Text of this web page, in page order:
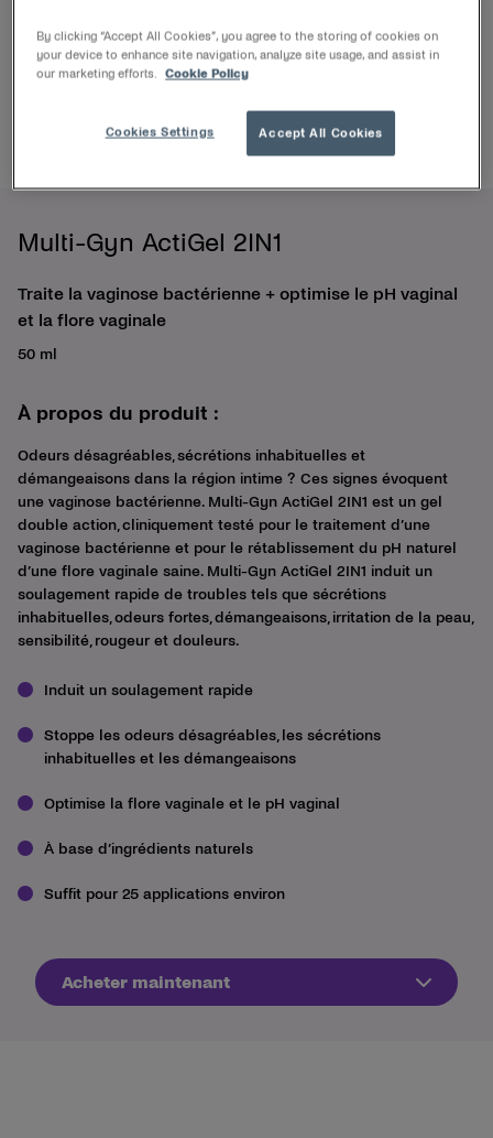
Multi-Gyn ActiGel 2IN1
Traite la vaginose bactérienne + optimise le pH vaginal
et la flore vaginale
50 ml
À propos du produit :
Odeurs désagréables, sécrétions inhabituelles et
démangeaisons dans la région intime ? Ces signes évoquent
une vaginose bactérienne. Multi-Gyn ActiGel 2IN1 est un gel
double action, cliniquement testé pour le traitement d’une
vaginose bactérienne et pour le rétablissement du pH naturel
d’une flore vaginale saine. Multi-Gyn ActiGel 2IN1 induit un
soulagement rapide de troubles tels que sécrétions
inhabituelles, odeurs fortes, démangeaisons, irritation de la peau,
sensibilité, rougeur et douleurs.
Induit un soulagement rapide
Stoppe les odeurs désagréables, les sécrétions
inhabituelles et les démangeaisons
Optimise la flore vaginale et le pH vaginal
À base d’ingrédients naturels
Suffit pour 25 applications environ
Acheter maintenant
By clicking “Accept All Cookies”, you agree to the storing of cookies on
your device to enhance site navigation, analyze site usage, and assist in
our marketing efforts.
Cookie Policy
Accept All Cookies
Cookies Settings